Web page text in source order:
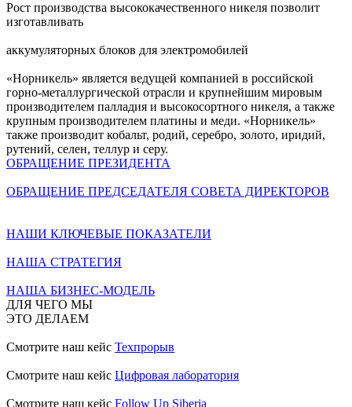
Рост производства высококачественного никеля позволит
изготавливать
аккумуляторных блоков для электромобилей
«Норникель» является ведущей компанией в российской
горно-металлургической отрасли и крупнейшим мировым
производителем палладия и высокосортного никеля, а также
крупным производителем платины и меди. «Норникель»
также производит кобальт, родий, серебро, золото, иридий,
рутений, селен, теллур и серу.
ОБРАЩЕНИЕ ПРЕЗИДЕНТА
ОБРАЩЕНИЕ ПРЕДСЕДАТЕЛЯ СОВЕТА ДИРЕКТОРОВ
НАШИ КЛЮЧЕВЫЕ ПОКАЗАТЕЛИ
НАША СТРАТЕГИЯ
НАША БИЗНЕС-МОДЕЛЬ
ДЛЯ ЧЕГО МЫ
ЭТО ДЕЛАЕМ
Смотрите наш кейс Техпрорыв
Смотрите наш кейс Цифровая лаборатория
Смотрите наш кейс Follow Up Siberia